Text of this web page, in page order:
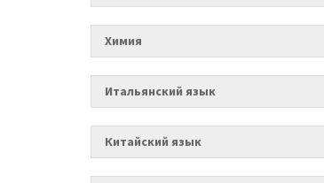
Химия
Итальянский язык
Китайский язык